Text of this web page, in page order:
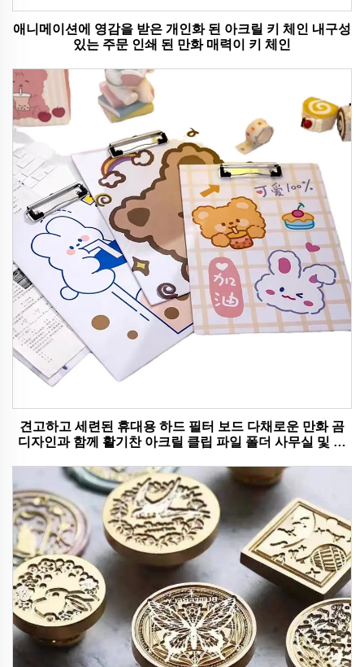
애니메이션에 영감을 받은 개인화 된 아크릴 키 체인 내구성
있는 주문 인쇄 된 만화 매력이 키 체인
견고하고 세련된 휴대용 하드 필터 보드 다채로운 만화 곰
디자인과 함께 활기찬 아크릴 클립 파일 폴더 사무실 및 학